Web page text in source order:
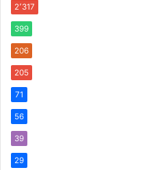
2٬317
399
206
205
71
56
39
29